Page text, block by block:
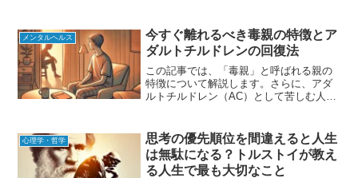
思想の背景がより明確になります。この
記事では、ニーチェの人生...
メンタルヘルス
今すぐ離れるべき毒親の特徴とア
ダルトチルドレンの回復法
この記事では、「毒親」と呼ばれる親の
特徴について解説します。さらに、アダ
ルトチルドレン（AC）として苦しむ人が
つ情報をお届けします。毒親とは？毒親
とは、子どもに過剰な干...
心理学・哲学
思考の優先順位を間違えると人生
は無駄になる？トルストイが教え
る人生で最も大切なこと